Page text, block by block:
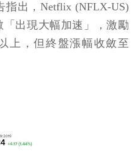
出，Netflix (NFLX-US)
出現大幅加速」，激勵
上，但終盤漲幅收斂至